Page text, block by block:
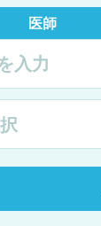
医師